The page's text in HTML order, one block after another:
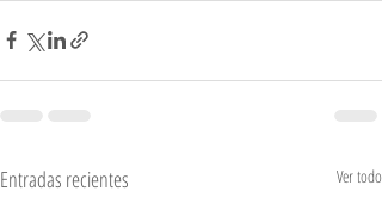
Entradas recientes Ver todo